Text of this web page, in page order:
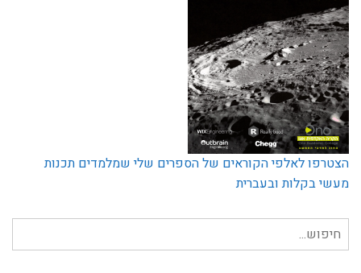
הצטרפו לאלפי הקוראים של הספרים שלי שמלמדים תכנות
מעשי בקלות ובעברית
חיפוש
עבור: